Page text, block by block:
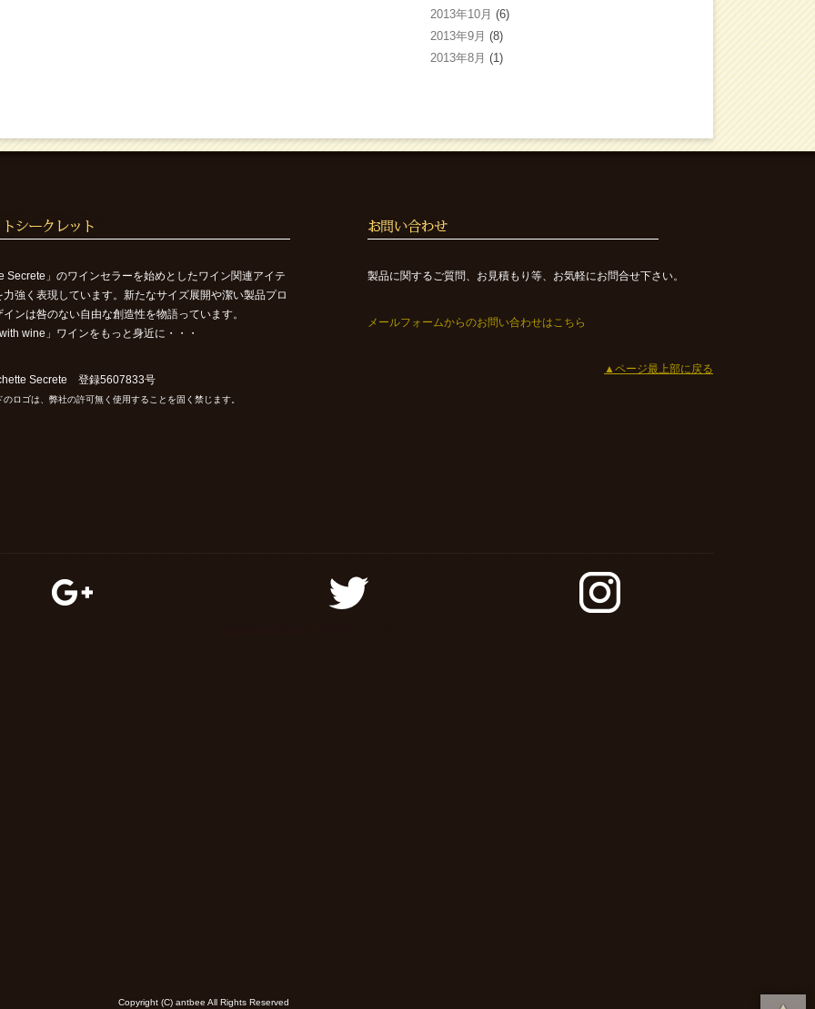
2013年10月 (6)
2013年9月 (8)
2013年8月 (1)
製品に関するご質問、お見積もり等、お気軽にお問合せ下さい。
メールフォームからのお問い合わせはこちら
▲ページ最上部に戻る
Secrete」のワインセラーを始めとしたワイン関連アイテ
力強く表現しています。新たなサイズ展開や潔い製品プロ
インは咎のない自由な創造性を物語っています。
with wine」ワインをもっと身近に・・・
Secrete 登録5607833号
のロゴは、弊社の許可無く使用することを固く禁じます。
Copyright (C) antbee All Rights Reserved